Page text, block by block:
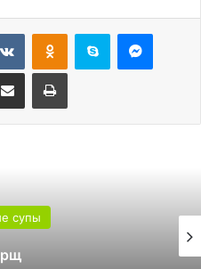
ВконтактеОдноклассники
Skype
Поделиться через электронную почту Печатать
супы